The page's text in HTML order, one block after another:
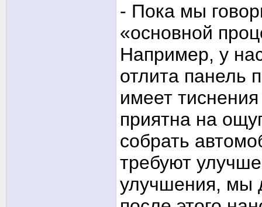
- Пока мы
«основной
Например, у
отлита панель
имеет
приятна на
собрать
требуют
улучшения, мы